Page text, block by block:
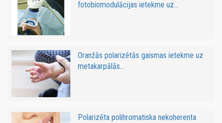
fotobiomodulācijas ietekme uz...
Oranžās polarizētās gaismas ietekme uz
metakarpālās...
Polarizēta polihromatiska nekoherenta